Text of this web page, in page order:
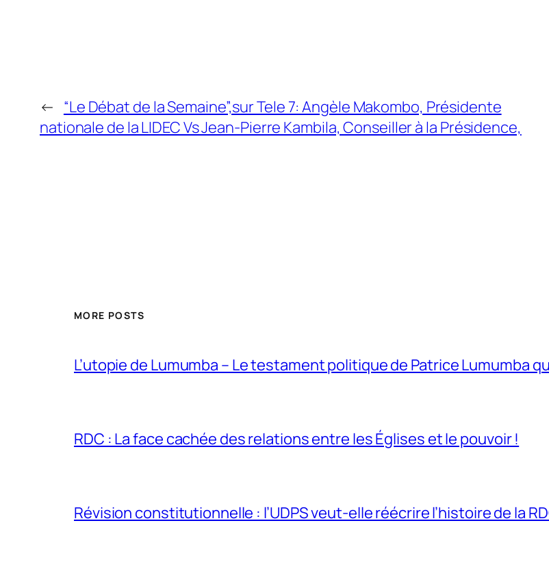
← “Le Débat de la Semaine”,sur Tele 7: Angèle Makombo, Présidente
nationale de la LIDEC Vs Jean-Pierre Kambila, Conseiller à la Présidence,
MORE POSTS
L’utopie de Lumumba – Le testament politique de Patrice Lumumba
RDC : La face cachée des relations entre les Églises et le pouvoir !
Révision constitutionnelle : l’UDPS veut-elle réécrire l’histoire de la